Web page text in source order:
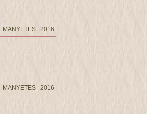
MANYETES 2016
MANYETES 2016